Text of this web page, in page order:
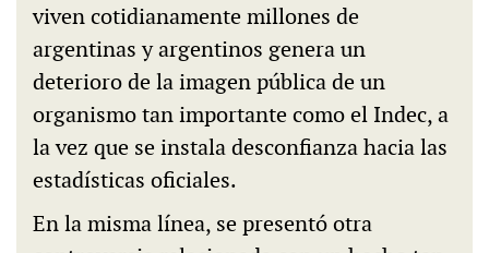
viven cotidianamente millones de
argentinas y argentinos genera un
deterioro de la imagen pública de un
organismo tan importante como el Indec, a
la vez que se instala desconfianza hacia las
estadísticas oficiales.
En la misma línea, se presentó otra